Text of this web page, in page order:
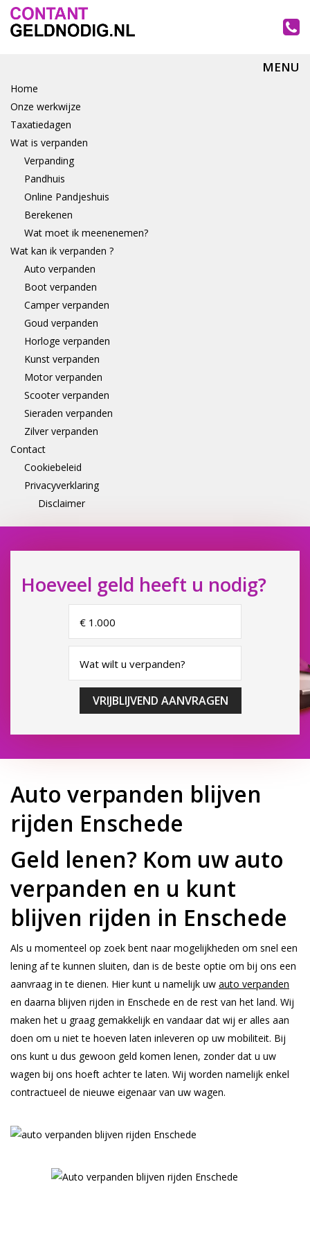
MENU
Home
Onze werkwijze
Taxatiedagen
Wat is verpanden
Verpanding
Pandhuis
Online Pandjeshuis
Berekenen
Wat moet ik meenenemen?
Wat kan ik verpanden ?
Auto verpanden
Boot verpanden
Camper verpanden
Goud verpanden
Horloge verpanden
Kunst verpanden
Motor verpanden
Scooter verpanden
Sieraden verpanden
Zilver verpanden
Contact
Cookiebeleid
Privacyverklaring
Disclaimer
Hoeveel geld heeft u nodig?
VRIJBLIJVEND AANVRAGEN
Auto verpanden blijven
rijden Enschede
Geld lenen? Kom uw auto
verpanden en u kunt
blijven rijden in Enschede
Als u momenteel op zoek bent naar mogelijkheden om snel een
lening af te kunnen sluiten, dan is de beste optie om bij ons een
aanvraag in te dienen. Hier kunt u namelijk uw auto verpanden
en daarna blijven rijden in Enschede en de rest van het land. Wij
maken het u graag gemakkelijk en vandaar dat wij er alles aan
doen om u niet te hoeven laten inleveren op uw mobiliteit. Bij
ons kunt u dus gewoon geld komen lenen, zonder dat u uw
wagen bij ons hoeft achter te laten. Wij worden namelijk enkel
contractueel de nieuwe eigenaar van uw wagen.